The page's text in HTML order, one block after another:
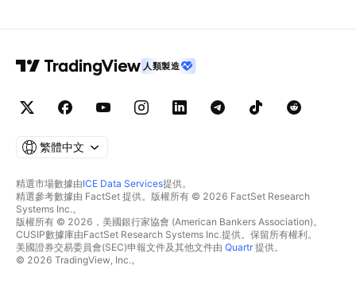
人類製造
繁體中文
精選市場數據由ICE Data Services提供。
精選參考數據由 FactSet 提供。版權所有 © 2026 FactSet Research
Systems Inc.。
版權所有 © 2026，美國銀行家協會 (American Bankers Association)。
CUSIP數據庫由FactSet Research Systems Inc.提供。保留所有權利。
美國證券交易委員會(SEC)申報文件及其他文件由 Quartr提供。
© 2026 TradingView, Inc.。